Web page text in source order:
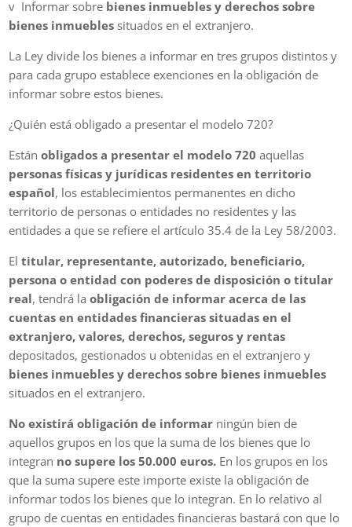
v Informar sobre bienes inmuebles y derechos sobre
bienes inmuebles situados en el extranjero.
La Ley divide los bienes a informar en tres grupos distintos y
para cada grupo establece exenciones en la obligación de
informar sobre estos bienes.
¿Quién está obligado a presentar el modelo 720?
Estánobligados a presentar el modelo 720 aquellas
personas físicas y jurídicas residentes en territorio
español, los establecimientos permanentes en dicho
territorio de personas o entidades no residentes y las
entidades a que se refiere el artículo 35.4 de la Ley 58/2003.
Eltitular, representante, autorizado, beneficiario,
persona o entidad con poderes de disposición o titular
real, tendrá laobligación de informar acerca de las
cuentas en entidades financieras situadas en el
extranjero, valores, derechos, seguros y rentas
depositados, gestionados u obtenidas en el extranjero y
bienes inmuebles y derechos sobre bienes inmuebles
situados en el extranjero.
No existirá obligación de informar ningún bien de
aquellos grupos en los que la suma de los bienes que lo
integran no supere los 50.000 euros. En los grupos en los
que la suma supere este importe existe la obligación de
informar todos los bienes que lo integran. En lo relativo al
grupo de cuentas en entidades financieras bastará con que lo